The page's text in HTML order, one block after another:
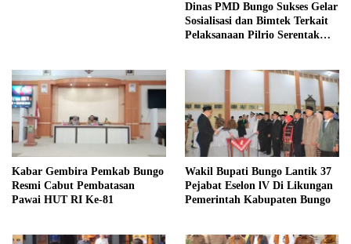
Dinas PMD Bungo Sukses Gelar
Sosialisasi dan Bimtek Terkait
Pelaksanaan Pilrio Serentak
Kabar Gembira Pemkab Bungo
Resmi Cabut Pembatasan
Pawai HUT RI Ke-81
Wakil Bupati Bungo Lantik 37
Pejabat Eselon lV Di Likungan
Pemerintah Kabupaten Bungo